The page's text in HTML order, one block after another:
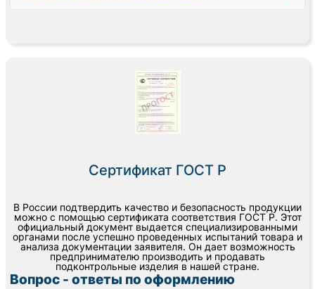
Сертификат ГОСТ Р
В России подтвердить качество и безопасность продукции
можно с помощью сертификата соответствия ГОСТ Р. Этот
официальный документ выдается специализированными
органами после успешно проведенных испытаний товара и
анализа документации заявителя. Он дает возможность
предпринимателю производить и продавать
подконтрольные изделия в нашей стране.
Вопрос - ответы по оформлению